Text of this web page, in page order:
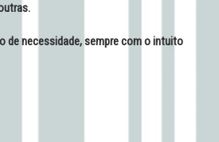
de necessidade, sempre com o intuito